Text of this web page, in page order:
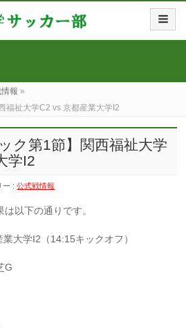
報 »
福祉大学C2 vs 京都産業大学I2
ク第1節】関西福祉大学
学I2
ー :公式戦情報
以下の通りです。
大学I2（14:15キックオフ）
G